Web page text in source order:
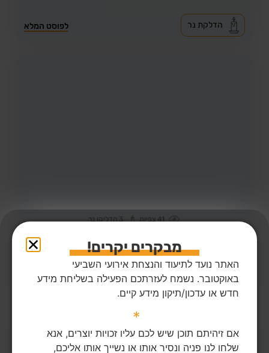
לפוסט המלא הדלקת נר
41צפיות 3 הדליקו נר
מקום רצח:מפלסים,
מקום קבורה: בית העלמין החדש בנהריה (כברי)
לפוסט המלא הדלקת נר
מבקרים יקרים!
האתר נועד לתיעוד והנצחת אירועי השביעי
באוקטובר. נשמח לעזרתכם הפעילה בשליחת מידע
חדש או עדכון/תיקון מידע קיים.
*
אם זיהיתם תוכן שיש לכם עליו זכויות יוצרים, אנא
שלחו לנו פניה ונסיר אותו או נשייך אותו אליכם,